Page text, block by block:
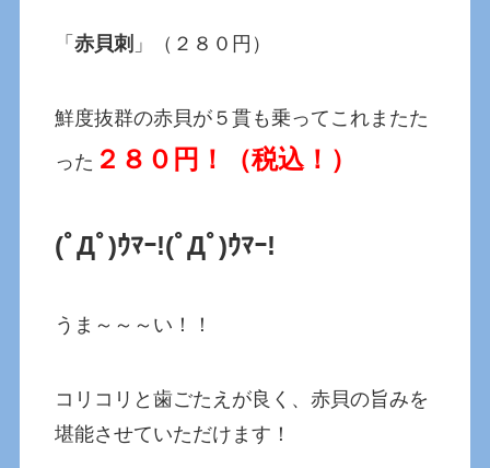
「赤貝刺 」（２８０円）
鮮度抜群の赤貝が５貫も乗ってこれまたた
った ２８０円！（税込！）
(ﾟДﾟ)ｳﾏｰ!(ﾟДﾟ)ｳﾏｰ!
うま～～～い！！
コリコリと歯ごたえが良く、赤貝の旨みを
堪能させていただけます！